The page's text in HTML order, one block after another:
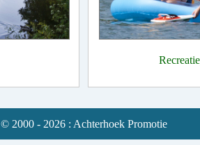
© 2000 - 2026 : Achterhoek Promotie